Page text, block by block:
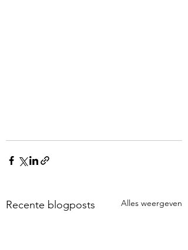
Recente blogposts Alles weergeven